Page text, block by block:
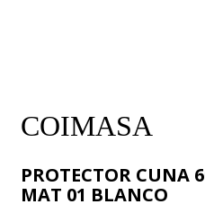
COIMASA
PROTECTOR CUNA
MAT 01 BLANCO